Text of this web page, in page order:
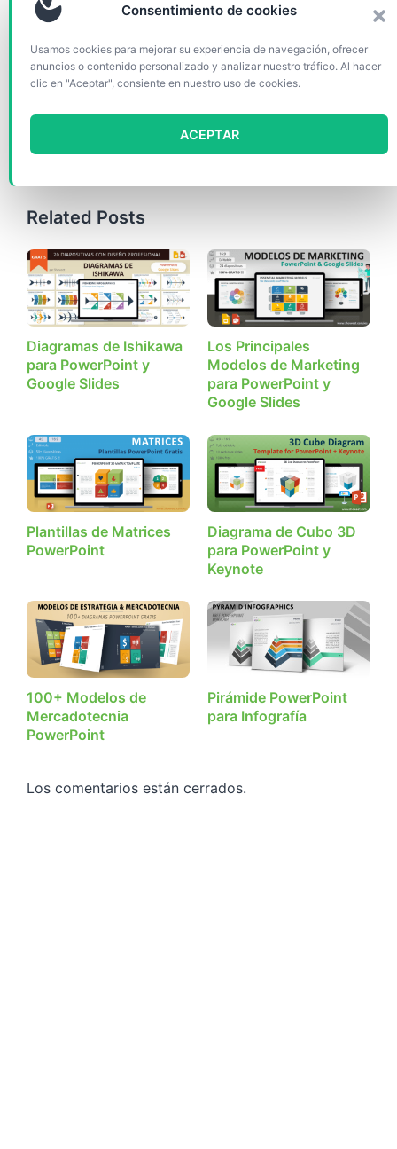
Consentimiento de cookies
Usamos cookies para mejorar su experiencia de navegación, ofrecer
anuncios o contenido personalizado y analizar nuestro tráfico. Al hacer
clic en "Aceptar", consiente en nuestro uso de cookies.
ACEPTAR
(40505)
Estrategia,Mercadotecnia
Negocio,PowerPoint,PPTX,Product
Related Posts
Diagramas de Ishikawa
para PowerPoint y
Google Slides
Los Principales
Modelos de Marketing
para PowerPoint y
Google Slides
Plantillas de Matrices
PowerPoint
Diagrama de Cubo 3D
para PowerPoint y
Keynote
100+ Modelos de
Mercadotecnia
PowerPoint
Pirámide PowerPoint
para Infografía
Los comentarios están cerrados.